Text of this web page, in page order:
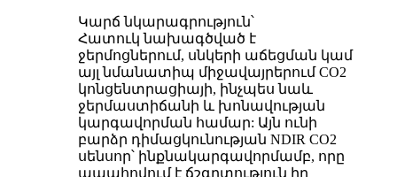
Կարճ նկարագրություն՝
Հատուկ նախագծված է
ջերմոցներում, սնկերի աճեցման կամ
այլ նմանատիպ միջավայրերում CO2
կոնցենտրացիայի, ինչպես նաև
ջերմաստիճանի և խոնավության
կարգավորման համար: Այն ունի
բարձր դիմացկունության NDIR CO2
սենսոր՝ ինքնակարգավորմամբ, որը
ապահովում է ճշգրտություն իր